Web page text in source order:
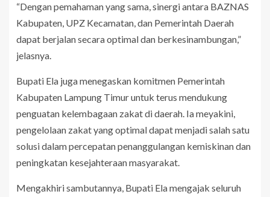
“Dengan pemahaman yang sama, sinergi antara BAZNAS
Kabupaten, UPZ Kecamatan, dan Pemerintah Daerah
dapat berjalan secara optimal dan berkesinambungan,”
jelasnya.
Bupati Ela juga menegaskan komitmen Pemerintah
Kabupaten Lampung Timur untuk terus mendukung
penguatan kelembagaan zakat di daerah. Ia meyakini,
pengelolaan zakat yang optimal dapat menjadi salah satu
solusi dalam percepatan penanggulangan kemiskinan dan
peningkatan kesejahteraan masyarakat.
Mengakhiri sambutannya, Bupati Ela mengajak seluruh